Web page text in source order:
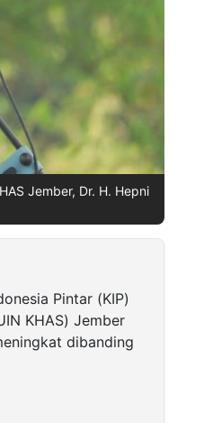
Jember, Dr. H. Hepni
Pintar (KIP)
KHAS) Jember
dibanding